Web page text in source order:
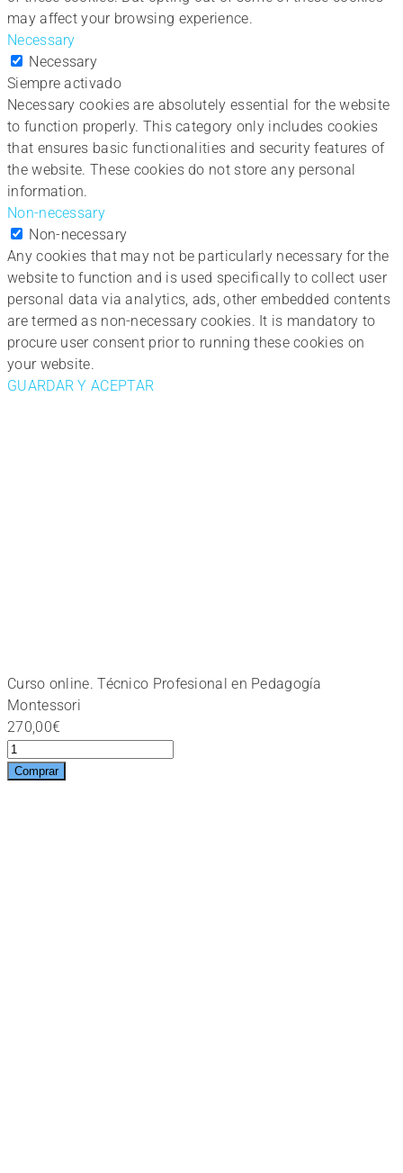
may affect your browsing experience.
Necessary
Necessary
Siempre activado
Necessary cookies are absolutely essential for the website
to function properly. This category only includes cookies
that ensures basic functionalities and security features of
the website. These cookies do not store any personal
information.
Non-necessary
Non-necessary
Any cookies that may not be particularly necessary for the
website to function and is used specifically to collect user
personal data via analytics, ads, other embedded contents
are termed as non-necessary cookies. It is mandatory to
procure user consent prior to running these cookies on
your website.
GUARDAR Y ACEPTAR
Curso online. Técnico Profesional en Pedagogía
Montessori
270,00€
Curso
online.
Comprar